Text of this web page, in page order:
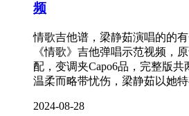
频
情歌吉他谱，梁静茹演唱的的
《情歌》吉他弹唱示范视频，
配，变调夹Capo6品，完整版
温柔而略带忧伤，梁静茹以她
2024-08-28